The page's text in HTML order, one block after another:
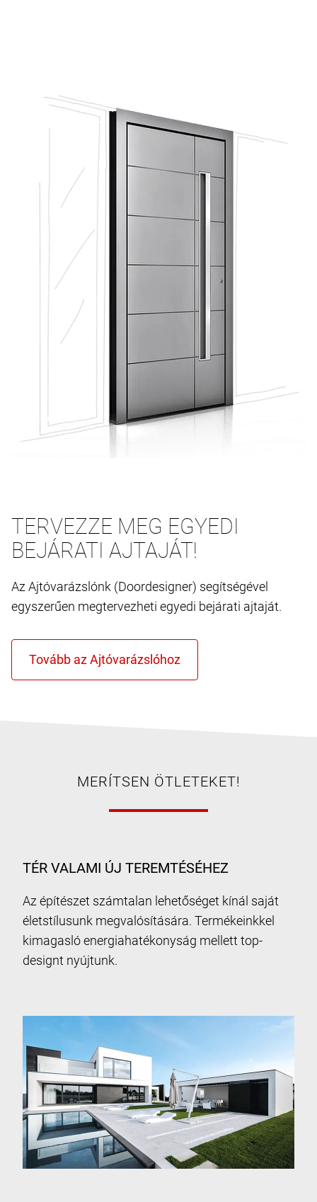
TERVEZZE MEG EGYEDI
BEJÁRATI AJTAJÁT!
Az Ajtóvarázslónk (Doordesigner) segítségével
egyszerűen megtervezheti egyedi bejárati ajtaját.
MERÍTSEN ÖTLETEKET!
TÉR VALAMI ÚJ TEREMTÉSÉHEZ
Az építészet számtalan lehetőséget kínál saját
életstílusunk megvalósítására. Termékeinkkel
kimagasló energiahatékonyság mellett top-
designt nyújtunk.